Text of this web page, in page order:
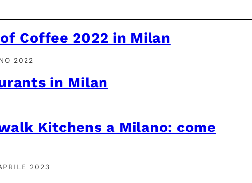
Coffee 2022 in Milan
2022
in Milan
Kitchens a Milano: come
2023